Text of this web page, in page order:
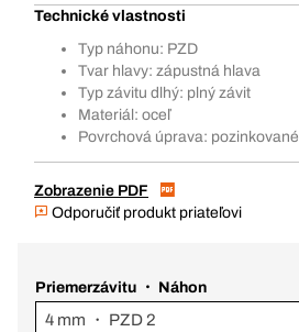
Technické vlastnosti
Typ náhonu: PZD
Tvar hlavy: zápustná hlava
Typ závitu dlhý: plný závit
Materiál: oceľ
Povrchová úprava: pozinkované
Zobrazenie PDF
Odporučiť produkt priateľovi
Priemerzávitu ・ Náhon
4 mm ・ PZD 2